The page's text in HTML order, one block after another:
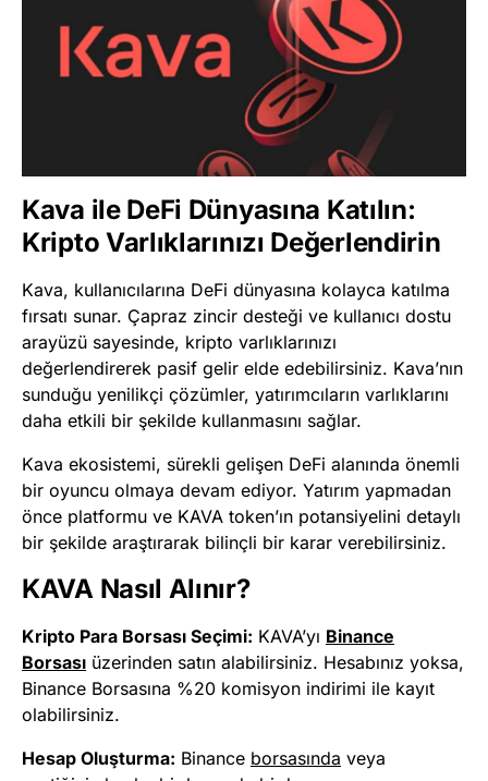
Kava ile DeFi Dünyasına Katılın:
Kripto Varlıklarınızı Değerlendirin
Kava, kullanıcılarına DeFi dünyasına kolayca katılma
fırsatı sunar. Çapraz zincir desteği ve kullanıcı dostu
arayüzü sayesinde, kripto varlıklarınızı
değerlendirerek pasif gelir elde edebilirsiniz. Kava’nın
sunduğu yenilikçi çözümler, yatırımcıların varlıklarını
daha etkili bir şekilde kullanmasını sağlar.
Kava ekosistemi, sürekli gelişen DeFi alanında önemli
bir oyuncu olmaya devam ediyor. Yatırım yapmadan
önce platformu ve KAVA token’ın potansiyelini detaylı
bir şekilde araştırarak bilinçli bir karar verebilirsiniz.
KAVA Nasıl Alınır?
Kripto Para Borsası Seçimi: KAVA’yı Binance
Borsası üzerinden satın alabilirsiniz. Hesabınız yoksa,
Binance Borsasına %20 komisyon indirimi ile kayıt
olabilirsiniz.
Hesap Oluşturma: Binance borsasında veya